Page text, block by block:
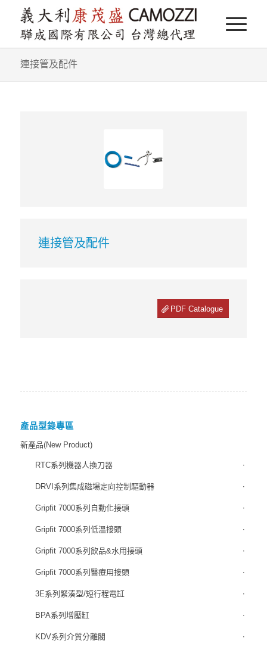
連接管及配件
連接管及配件
PDF Catalogue
產品型錄專區
新產品(New Product)
RTC系列機器人換刀器
DRVI系列集成磁場定向控制驅動器
Gripfit 7000系列自動化接頭
Gripfit 7000系列低溫接頭
Gripfit 7000系列飲品&水用接頭
Gripfit 7000系列醫療用接頭
3E系列緊湊型/短行程電缸
BPA系列增壓缸
KDV系列介質分離閥